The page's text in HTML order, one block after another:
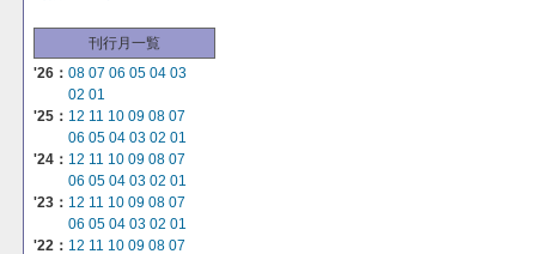
刊行月一覧
'26： 08 07 06 05 04 03
02 01
'25： 12 11 10 09 08 07
06 05 04 03 02 01
'24： 12 11 10 09 08 07
06 05 04 03 02 01
'23： 12 11 10 09 08 07
06 05 04 03 02 01
'22： 12 11 10 09 08 07